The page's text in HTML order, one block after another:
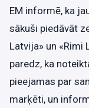
EM informē, ka
sākuši piedāvāt
Latvija» un «Rimi
paredz, ka
pieejamas par
marķēti, un